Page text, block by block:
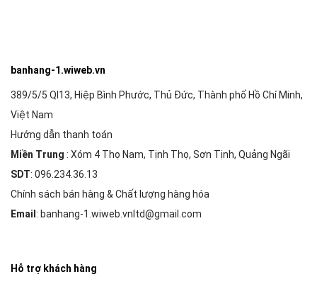
banhang-1.wiweb.vn
389/5/5 Ql13, Hiệp Bình Phước, Thủ Đức, Thành phố Hồ Chí Minh,
Việt Nam
Hướng dẫn thanh toán
Miền Trung : Xóm 4 Thọ Nam, Tịnh Thọ, Sơn Tịnh, Quảng Ngãi
SDT: 096.234.36.13
Chính sách bán hàng & Chất lượng hàng hóa
Email : banhang-1.wiweb.vnltd@gmail.com
Hỗ trợ khách hàng